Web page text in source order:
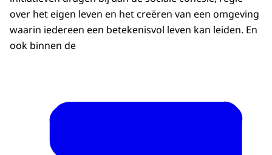
over het eigen leven en het creëren van een omgeving
waarin iedereen een betekenisvol leven kan leiden. En
ook binnen de